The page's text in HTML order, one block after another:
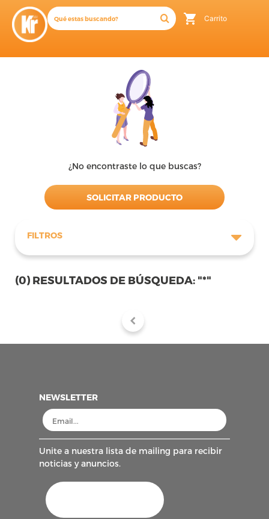
Carrito
¿No encontraste lo que buscas?
SOLICITAR PRODUCTO
FILTROS
(0) RESULTADOS DE BÚSQUEDA: "*"
NEWSLETTER
Unite a nuestra lista de mailing para recibir
noticias y anuncios.